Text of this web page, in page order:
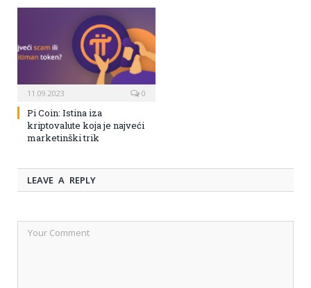
11.09.2023 0
Pi Coin: Istina iza
kriptovalute koja je najveći
marketinški trik
LEAVE A REPLY